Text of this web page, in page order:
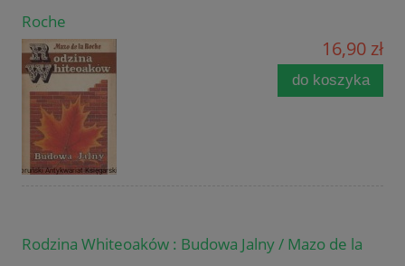
Roche
16,90 zł
do koszyka
Rodzina Whiteoaków : Budowa Jalny / Mazo de la